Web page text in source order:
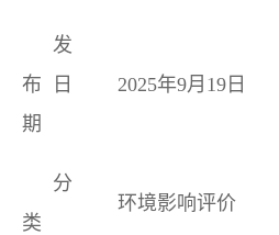
发
布日
期
2025年9月 19 日
分
类
环境影响评价